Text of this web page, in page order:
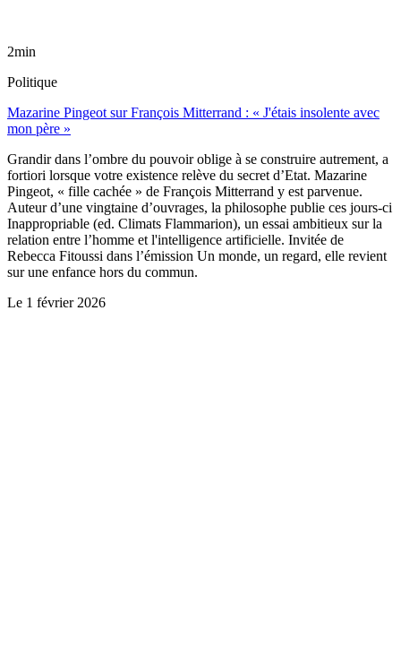
2min
Politique
Mazarine Pingeot sur François Mitterrand : « J'étais insolente avec
mon père »
Grandir dans l’ombre du pouvoir oblige à se construire autrement, a
fortiori lorsque votre existence relève du secret d’Etat. Mazarine
Pingeot, « fille cachée » de François Mitterrand y est parvenue.
Auteur d’une vingtaine d’ouvrages, la philosophe publie ces jours-ci
Inappropriable (ed. Climats Flammarion), un essai ambitieux sur la
relation entre l’homme et l'intelligence artificielle. Invitée de
Rebecca Fitoussi dans l’émission Un monde, un regard, elle revient
sur une enfance hors du commun.
Le 1 février 2026